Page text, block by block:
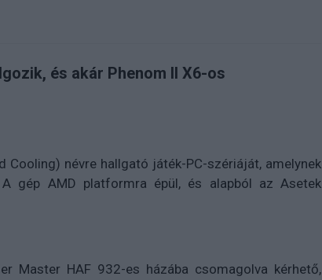
és akár Phenom II X6-os
Cooling) névre hallgató játék-PC-szériáját, amelynek
gép AMD platformra épül, és alapból az Asetek
Master HAF 932-es házába csomagolva kérhető,